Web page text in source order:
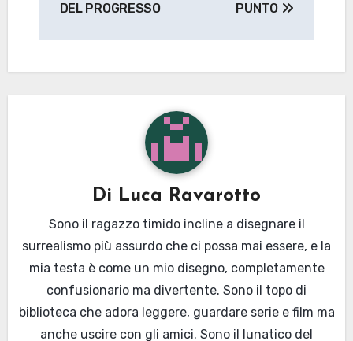
DEL PROGRESSO
PUNTO
Di Luca Ravarotto
Sono il ragazzo timido incline a disegnare il
surrealismo più assurdo che ci possa mai essere, e la
mia testa è come un mio disegno, completamente
confusionario ma divertente. Sono il topo di
biblioteca che adora leggere, guardare serie e film ma
anche uscire con gli amici. Sono il lunatico del